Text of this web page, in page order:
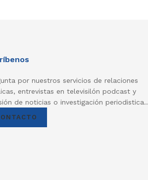
por nuestros servicios de relaciones
entrevistas en televisilón podcast y
de noticias o investigación periodistica..